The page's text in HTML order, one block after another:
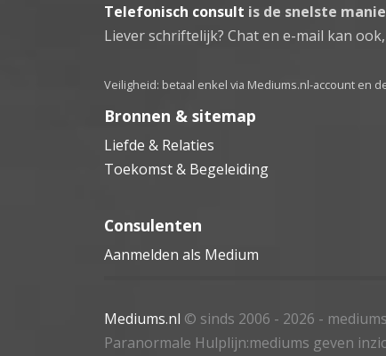
Telefonisch consult is de snelste
Liever schriftelijk? Chat en e-mail kan
Veiligheid: betaal enkel via Mediums.nl-account en
Bronnen & sitemap
Liefde & Relaties
Toekomst & Begeleiding
Consulenten
Aanmelden als Medium
Mediums.nl © sinds 2006 - 2026 -
Paranormale Hulplijn:mediums geven